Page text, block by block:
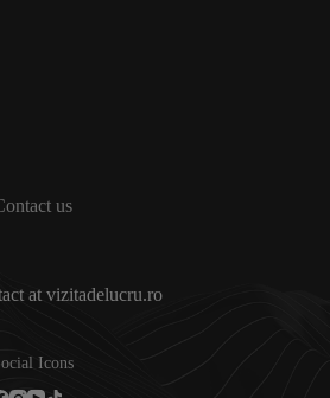
us
at vizitadelucru.ro
Icons